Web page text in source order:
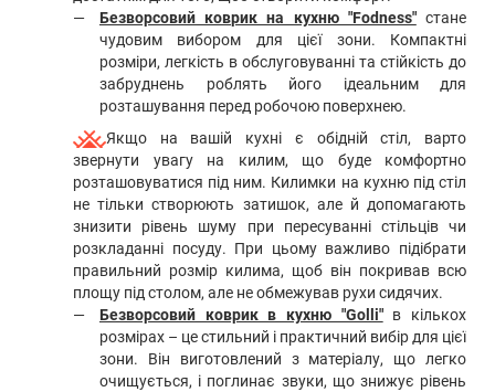
Безворсовий коврик на кухню "Fodness" стане
чудовим вибором для цієї зони. Компактні
розміри, легкість в обслуговуванні та стійкість до
забруднень роблять його ідеальним для
розташування перед робочою поверхнею.
Якщо на вашій кухні є обідній стіл, варто
звернути увагу на килим, що буде комфортно
розташовуватися під ним. Килимки на кухню під стіл
не тільки створюють затишок, але й допомагають
знизити рівень шуму при пересуванні стільців чи
розкладанні посуду. При цьому важливо підібрати
правильний розмір килима, щоб він покривав всю
площу під столом, але не обмежував рухи сидячих.
Безворсовий коврик в кухню "Golli" в кількох
розмірах – це стильний і практичний вибір для цієї
зони. Він виготовлений з матеріалу, що легко
очищується, і поглинає звуки, що знижує рівень